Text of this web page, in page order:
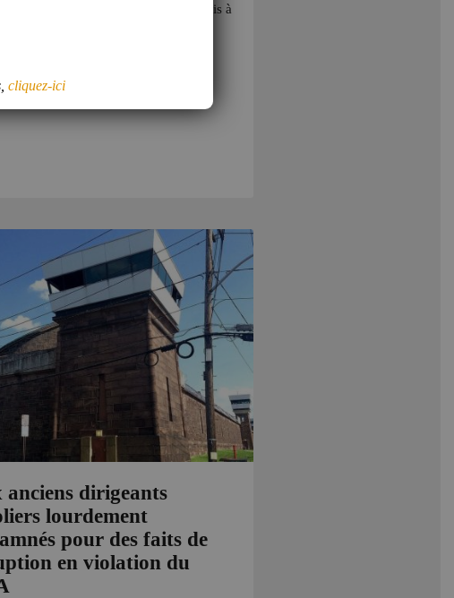
sont susceptibles d’être touchés. Mais à
,RISQUES PAYS
anciens dirigeants
lourdement
pour des faits de
en violation du
cliquez-ici